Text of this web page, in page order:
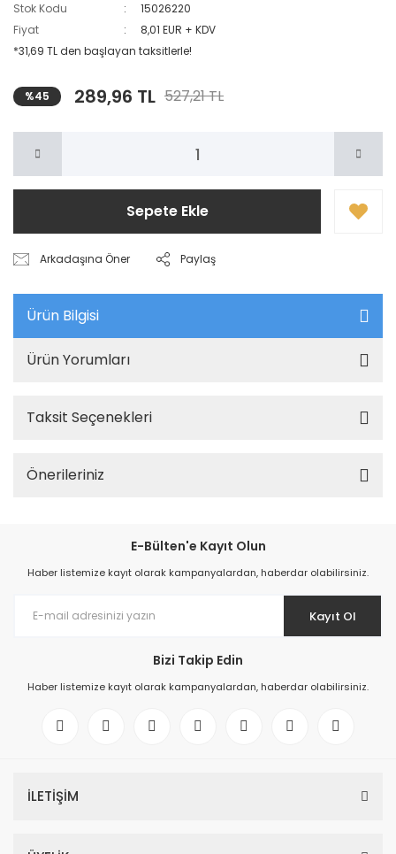
Stok Kodu
15026220
Fiyat
8,01 EUR + KDV
*31,69 TL den başlayan taksitlerle!
%45 289,96 TL 527,21 TL
Sepete Ekle
Arkadaşına Öner Paylaş
Ürün Bilgisi
Ürün Yorumları
Taksit Seçenekleri
Önerileriniz
E-Bülten'e Kayıt Olun
Haber listemize kayıt olarak kampanyalardan, haberdar olabilirsiniz.
Kayıt Ol
Bizi Takip Edin
Haber listemize kayıt olarak kampanyalardan, haberdar olabilirsiniz.
İLETİŞİM